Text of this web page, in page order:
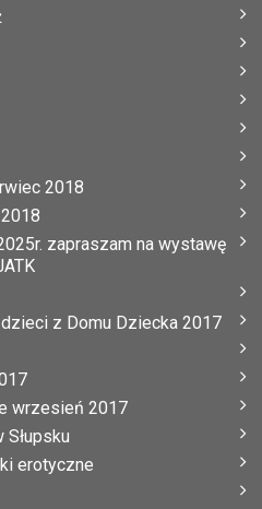
2018
zapraszam na wystawę
z Domu Dziecka 2017
wrzesień 2017
Słupsku
erotyczne